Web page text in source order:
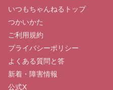
いつもちゃんねるトップ
つかいかた
ご利用規約
プライバシーポリシー
よくある質問と答
新着・障害情報
公式X